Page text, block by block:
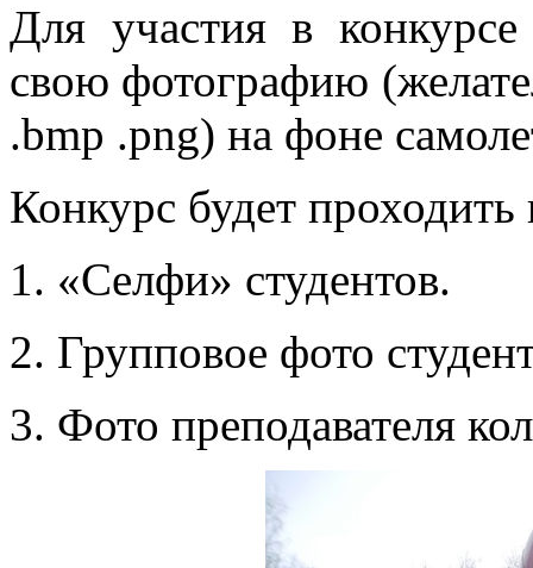
Для участия в
свою фотографию
.bmp .png) на фоне
Конкурс будет
1. «Селфи» студентов.
2. Групповое фото
3. Фото преподавателя